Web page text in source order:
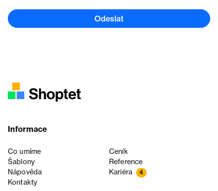
Odeslat
Informace
Co umíme
Ceník
Šablony
Reference
Nápověda
Kariéra 4
Kontakty